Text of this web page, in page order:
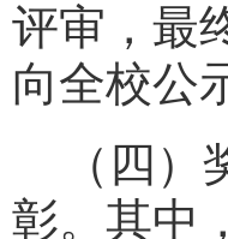
评审，最
向全校公
（四
彰。其中